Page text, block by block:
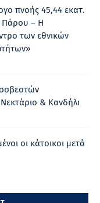
πνοής 45,44 εκατ.
Πάρου – Η
των εθνικών
& Κανδήλι
οι κάτοικοι μετά